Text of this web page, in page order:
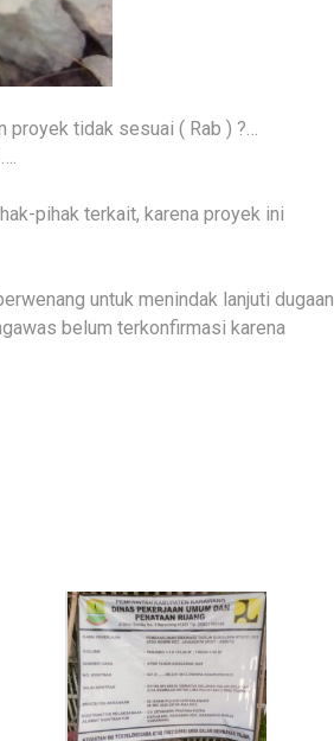
tidak sesuai ( Rab ) ?…
pihak terkait, karena proyek ini
untuk menindak lanjuti dugaan
belum terkonfirmasi karena